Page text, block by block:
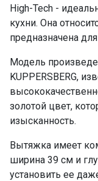
High-Tech -
кухни. Она
предназначена
Модель
KUPPERSBERG,
золотой цвет,
изысканность.
Вытяжка имеет
ширина 39 см и
установить ее